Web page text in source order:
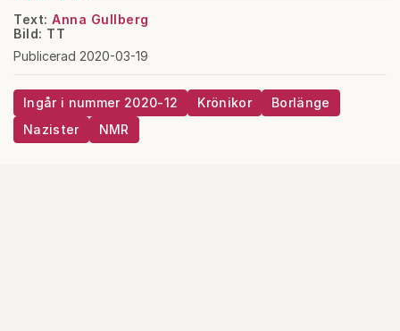
Text: Anna Gullberg
Bild: TT
Publicerad 2020-03-19
Ingår i nummer 2020-12 Krönikor
Borlänge
Nazister
NMR